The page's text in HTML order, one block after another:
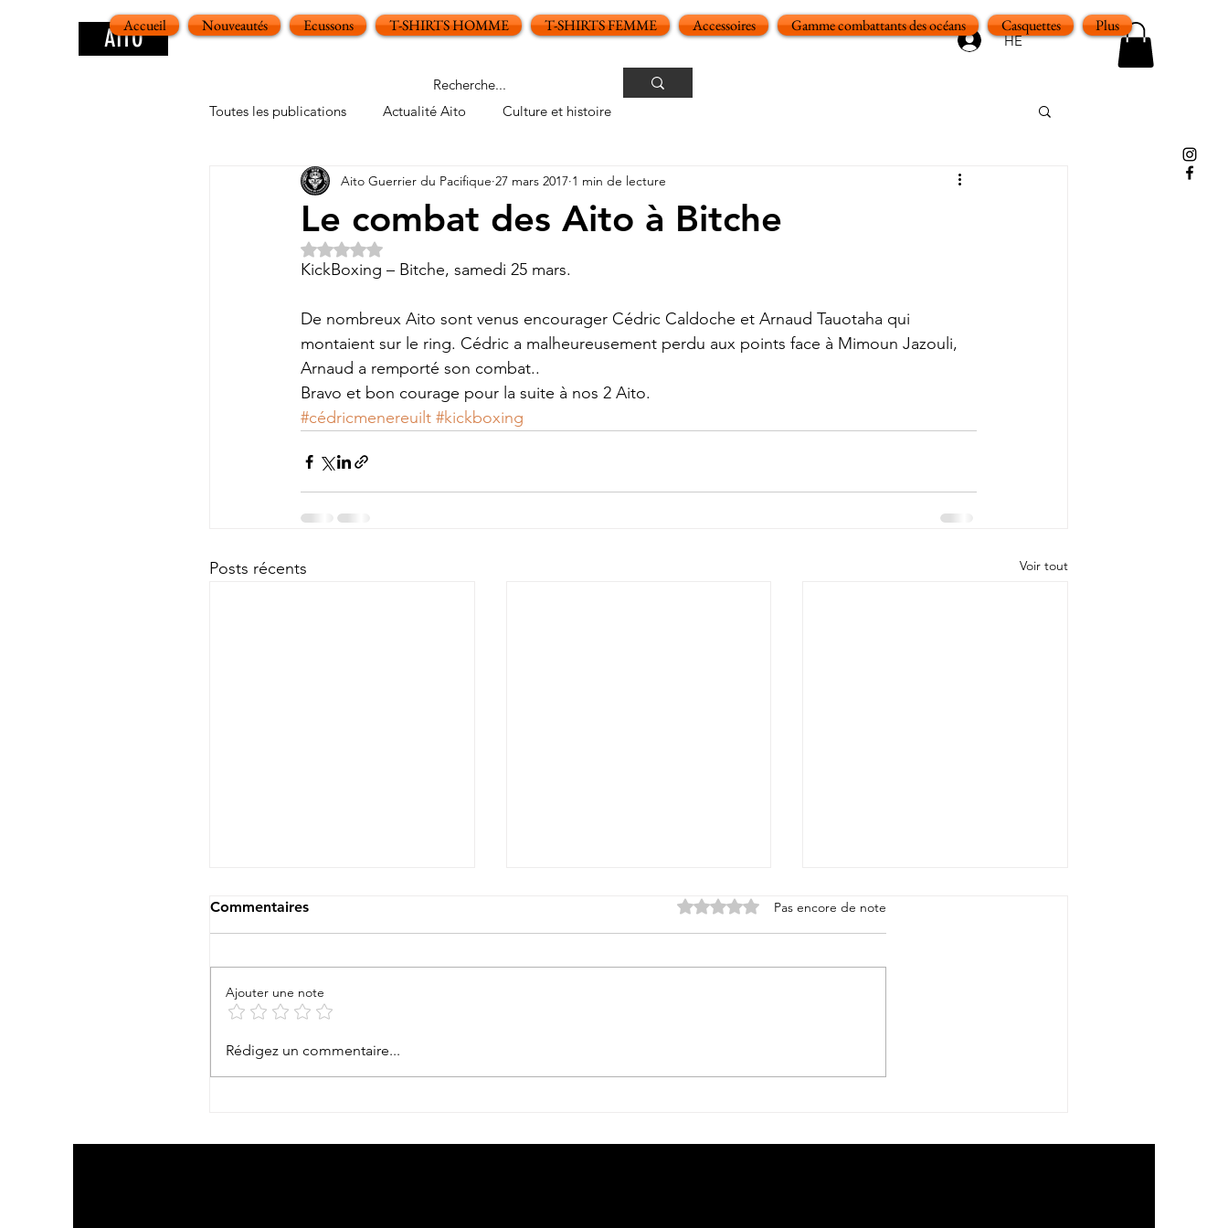
AITO HE
Accueil Nouveautés Ecussons T-SHIRTS HOMME T-SHIRTS FEMME Accessoires Gamme combattants des océans Casquettes Plus
Toutes les publications Actualité Aito Culture et histoire
Le combat des Aito à Bitche
Aito Guerrier du Pacifique 27 mars 2017 1 min de lecture
Noté NaN étoiles sur 5.
KickBoxing – Bitche, samedi 25 mars.
De nombreux Aito sont venus encourager Cédric Caldoche et Arnaud Tauotaha qui
montaient sur le ring. Cédric a malheureusement perdu aux points face à Mimoun Jazouli,
Arnaud a remporté son combat..
Bravo et bon courage pour la suite à nos 2 Aito.
#cédricmenereuilt #kickboxing
Posts récents Voir tout
Te Aito Ma’ohi !
Commentaires Noté 0 étoile sur 5.Pas encore de note
Ajouter une note
Rédigez un commentaire...